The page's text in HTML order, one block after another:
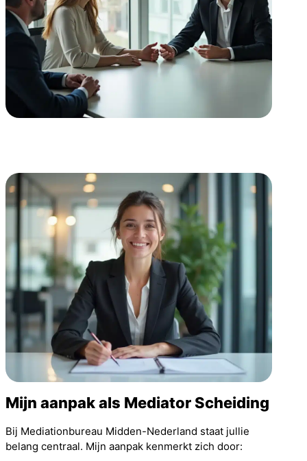
Mijn aanpak als Mediator Scheiding
Bij Mediationbureau Midden-Nederland staat jullie
belang centraal. Mijn aanpak kenmerkt zich door: